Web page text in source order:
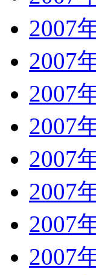
2007
2007
2007
2007
2007
2007
2007
2007